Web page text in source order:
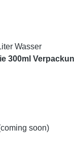
Wasser
300ml
soon)